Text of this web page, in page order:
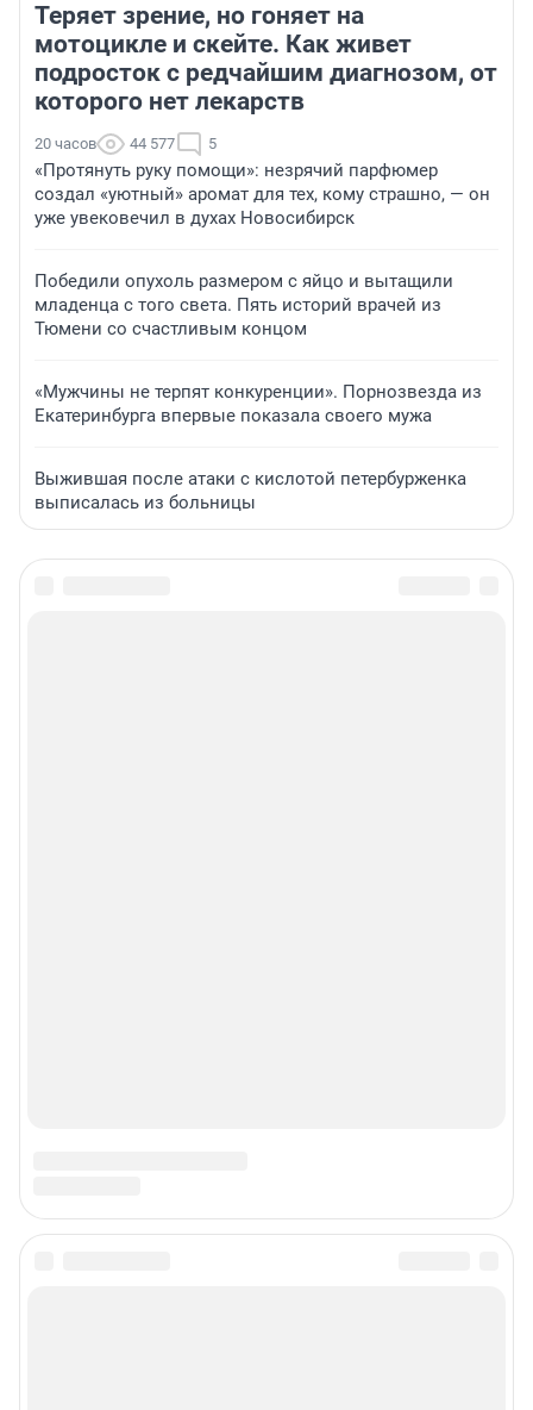
Теряет зрение, но гоняет на
мотоцикле и скейте. Как живет
подросток с редчайшим диагнозом, от
которого нет лекарств
20 часов 44 577 5
«Протянуть руку помощи»: незрячий парфюмер
создал «уютный» аромат для тех, кому страшно, — он
уже увековечил в духах Новосибирск
Победили опухоль размером с яйцо и вытащили
младенца с того света. Пять историй врачей из
Тюмени со счастливым концом
«Мужчины не терпят конкуренции». Порнозвезда из
Екатеринбурга впервые показала своего мужа
Выжившая после атаки с кислотой петербурженка
выписалась из больницы